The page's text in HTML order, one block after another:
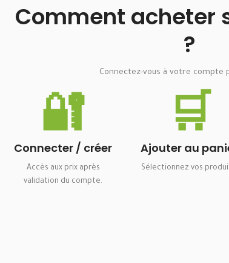
Comment acheter
?
Connectez-vous à votre compte
🔐
Connecter / créer
Accès aux prix après
validation du compte.
🛒
Ajouter au
Sélectionnez vos